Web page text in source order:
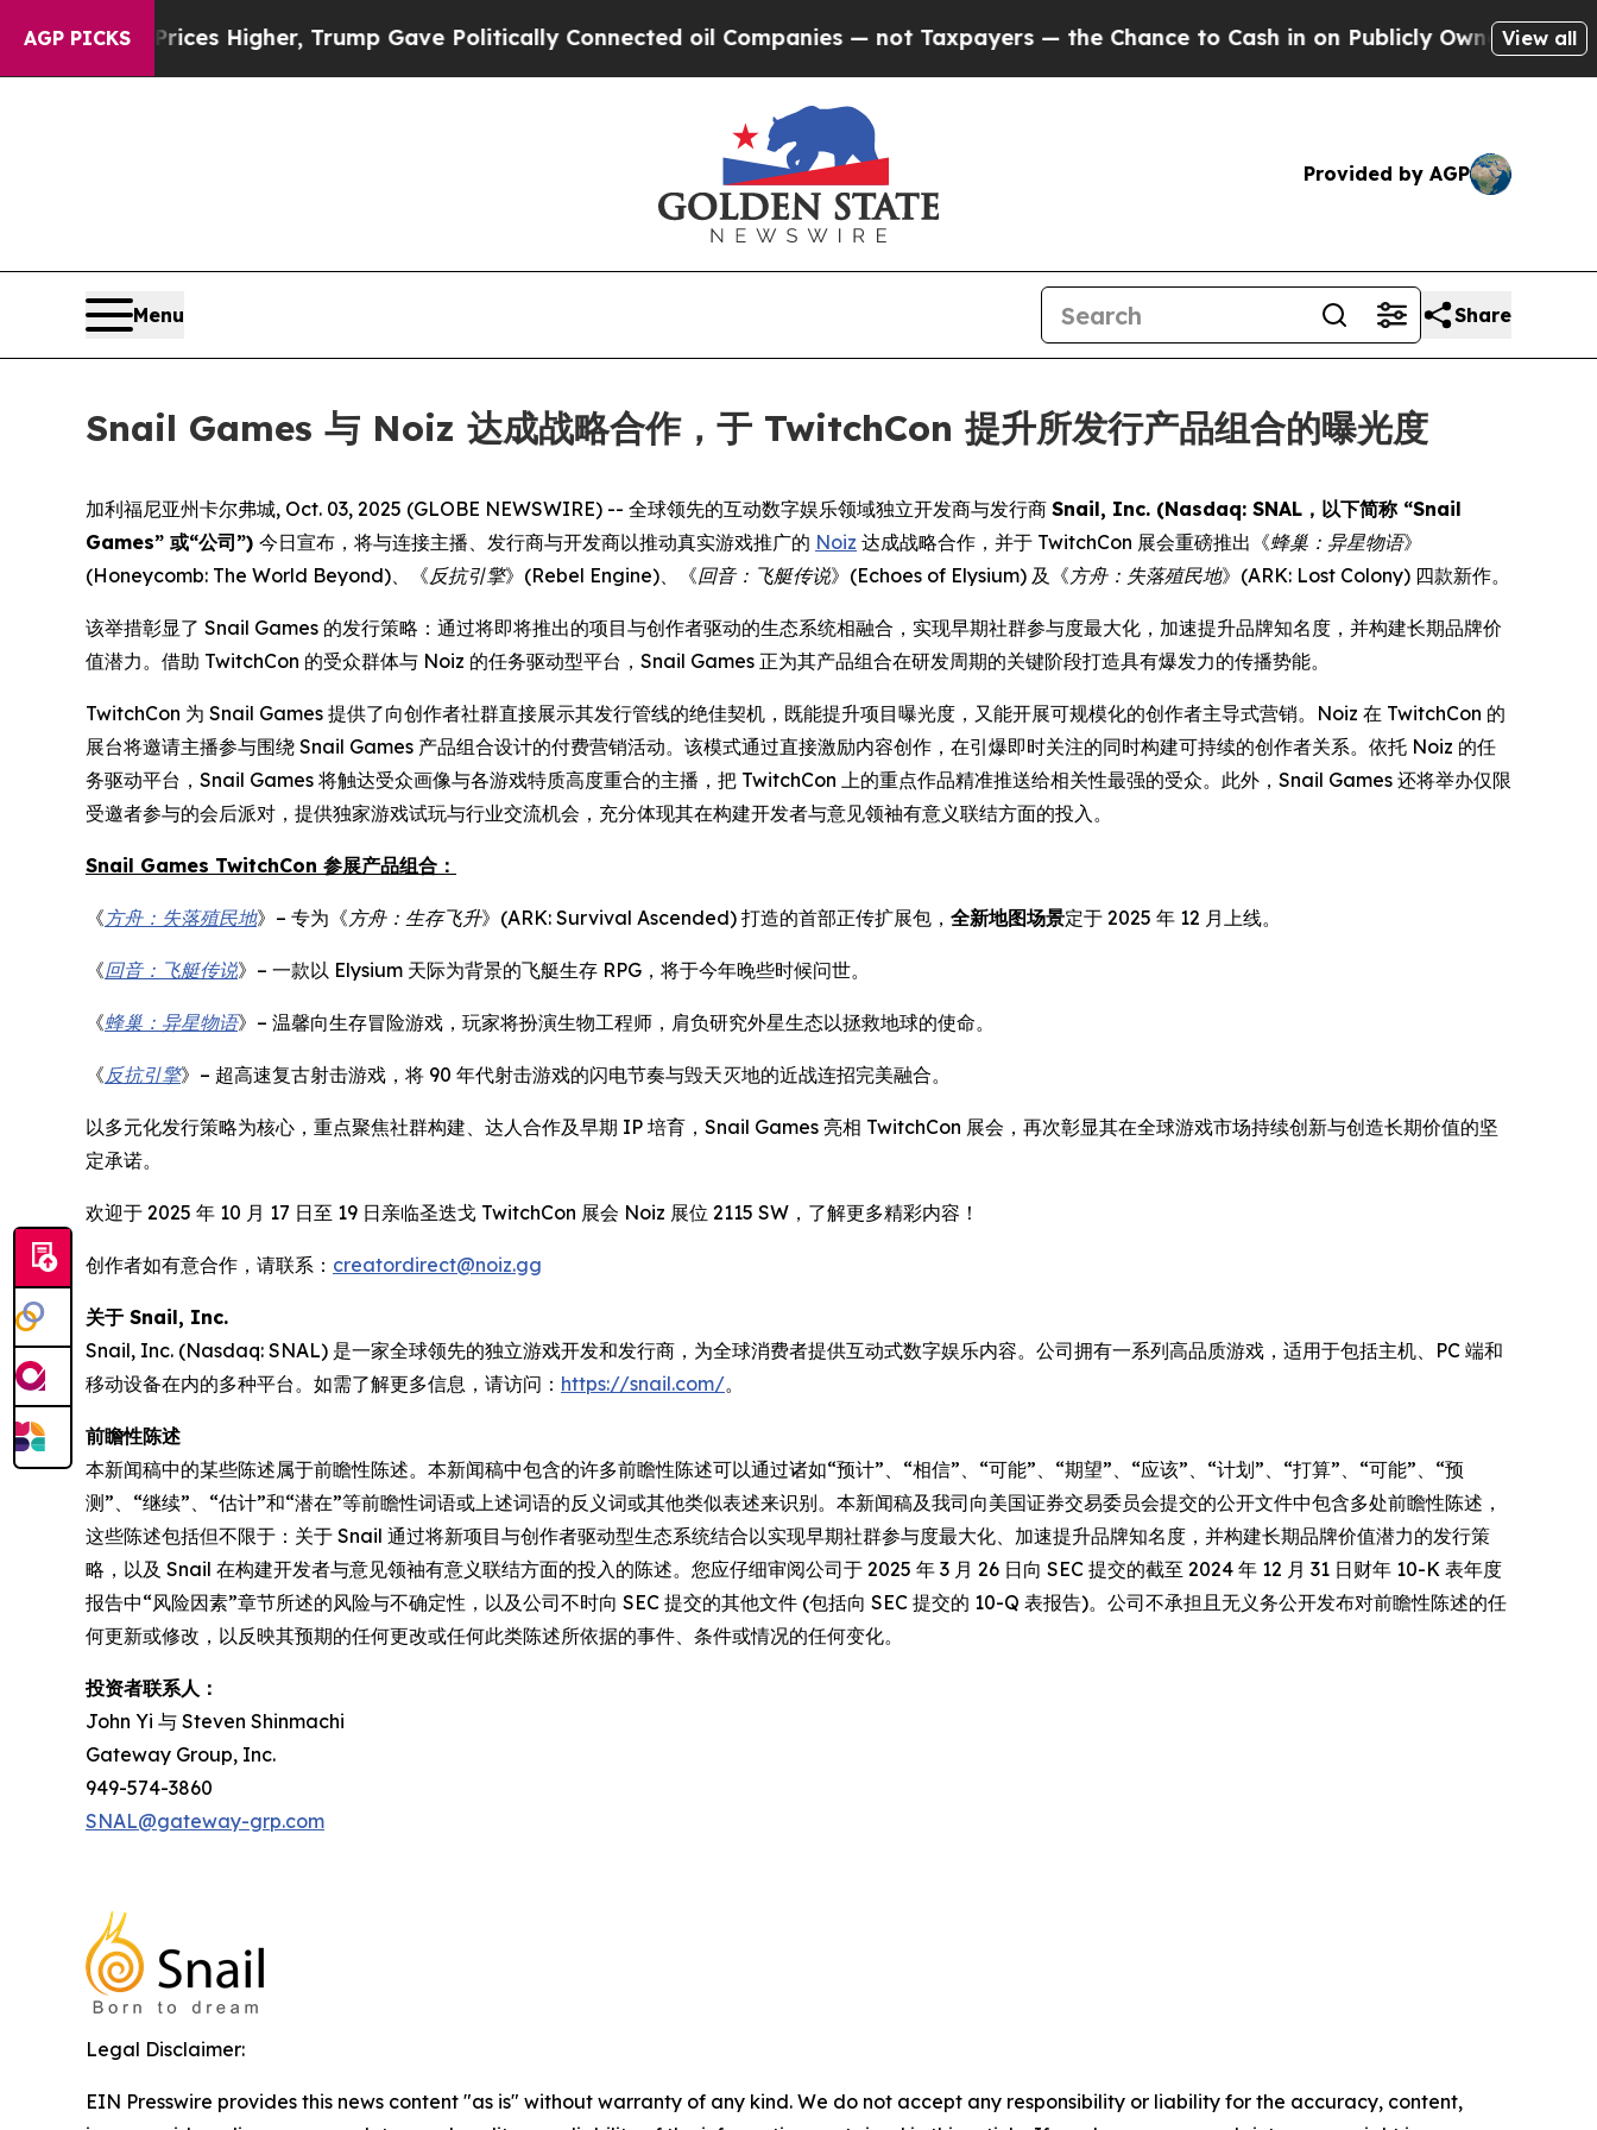
AGP PICKS
oil Prices Higher, Trump Gave Politically Connected oil Companies — not Taxpayers — the Chance to Cash in on Publicly Owned oilFive
View all
Provided by AGP
Menu Share
Snail Games 与 Noiz 达成战略合作，于 TwitchCon 提升所发行产品组合的曝光度
加利福尼亚州卡尔弗城, Oct. 03, 2025 (GLOBE NEWSWIRE) -- 全球领先的互动数字娱乐领域独立开发商与发行商 Snail, Inc. (Nasdaq: SNAL，以下简称 “Snail
Games” 或“公司”) 今日宣布，将与连接主播、发行商与开发商以推动真实游戏推广的 Noiz 达成战略合作，并于 TwitchCon 展会重磅推出《蜂巢：异星物语》
(Honeycomb: The World Beyond)、《反抗引擎》(Rebel Engine)、《回音：飞艇传说》(Echoes of Elysium) 及《方舟：失落殖民地》(ARK: Lost Colony) 四款新作。
该举措彰显了 Snail Games 的发行策略：通过将即将推出的项目与创作者驱动的生态系统相融合，实现早期社群参与度最大化，加速提升品牌知名度，并构建长期品牌价
值潜力。借助 TwitchCon 的受众群体与 Noiz 的任务驱动型平台，Snail Games 正为其产品组合在研发周期的关键阶段打造具有爆发力的传播势能。
TwitchCon 为 Snail Games 提供了向创作者社群直接展示其发行管线的绝佳契机，既能提升项目曝光度，又能开展可规模化的创作者主导式营销。Noiz 在 TwitchCon 的
展台将邀请主播参与围绕 Snail Games 产品组合设计的付费营销活动。该模式通过直接激励内容创作，在引爆即时关注的同时构建可持续的创作者关系。依托 Noiz 的任
务驱动平台，Snail Games 将触达受众画像与各游戏特质高度重合的主播，把 TwitchCon 上的重点作品精准推送给相关性最强的受众。此外，Snail Games 还将举办仅限
受邀者参与的会后派对，提供独家游戏试玩与行业交流机会，充分体现其在构建开发者与意见领袖有意义联结方面的投入。
Snail Games TwitchCon 参展产品组合：
《方舟：失落殖民地》– 专为《方舟：生存飞升》(ARK: Survival Ascended) 打造的首部正传扩展包， 全新地图场景定于 2025 年 12 月上线。
《回音：飞艇传说》– 一款以 Elysium 天际为背景的飞艇生存 RPG，将于今年晚些时候问世。
《蜂巢：异星物语》– 温馨向生存冒险游戏，玩家将扮演生物工程师，肩负研究外星生态以拯救地球的使命。
《反抗引擎》– 超高速复古射击游戏，将 90 年代射击游戏的闪电节奏与毁天灭地的近战连招完美融合。
以多元化发行策略为核心，重点聚焦社群构建、达人合作及早期 IP 培育，Snail Games 亮相 TwitchCon 展会，再次彰显其在全球游戏市场持续创新与创造长期价值的坚
定承诺。
欢迎于 2025 年 10 月 17 日至 19 日亲临圣迭戈 TwitchCon 展会 Noiz 展位 2115 SW，了解更多精彩内容！
创作者如有意合作，请联系： creatordirect@noiz.gg
关于 Snail, Inc.
Snail, Inc. (Nasdaq: SNAL) 是一家全球领先的独立游戏开发和发行商，为全球消费者提供互动式数字娱乐内容。公司拥有一系列高品质游戏，适用于包括主机、PC 端和
移动设备在内的多种平台。如需了解更多信息，请访问： https://snail.com/。
前瞻性陈述
本新闻稿中的某些陈述属于前瞻性陈述。本新闻稿中包含的许多前瞻性陈述可以通过诸如“预计”、“相信”、“可能”、“期望”、“应该”、“计划”、“打算”、“可能”、“预
测”、“继续”、“估计”和“潜在”等前瞻性词语或上述词语的反义词或其他类似表述来识别。本新闻稿及我司向美国证券交易委员会提交的公开文件中包含多处前瞻性陈述，
这些陈述包括但不限于：关于 Snail 通过将新项目与创作者驱动型生态系统结合以实现早期社群参与度最大化、加速提升品牌知名度，并构建长期品牌价值潜力的发行策
略，以及 Snail 在构建开发者与意见领袖有意义联结方面的投入的陈述。您应仔细审阅公司于 2025 年 3 月 26 日向 SEC 提交的截至 2024 年 12 月 31 日财年 10-K 表年度
报告中“风险因素”章节所述的风险与不确定性，以及公司不时向 SEC 提交的其他文件 (包括向 SEC 提交的 10-Q 表报告)。公司不承担且无义务公开发布对前瞻性陈述的任
何更新或修改，以反映其预期的任何更改或任何此类陈述所依据的事件、条件或情况的任何变化。
投资者联系人：
John Yi 与 Steven Shinmachi
Gateway Group, Inc.
949-574-3860
SNAL@gateway-grp.com
Legal Disclaimer:
EIN Presswire provides this news content "as is" without warranty of any kind. We do not accept any responsibility or liability for the accuracy, content,